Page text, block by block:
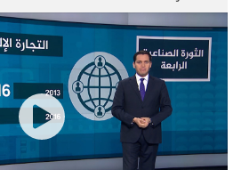
threatens millions of jobs